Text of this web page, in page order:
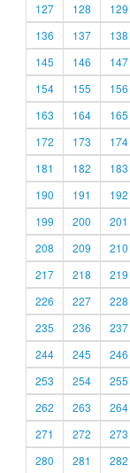
127
128 129
136
137 138
145
146 147
154
155 156
163
164 165
172
173 174
181
182 183
190
191 192
199
200 201
208
209 210
217
218 219
226
227 228
235
236 237
244
245 246
253
254 255
262
263 264
271
272 273
280
281 282